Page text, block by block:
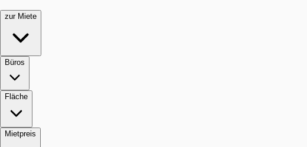
zur Miete
Büros
Fläche
Mietpreis